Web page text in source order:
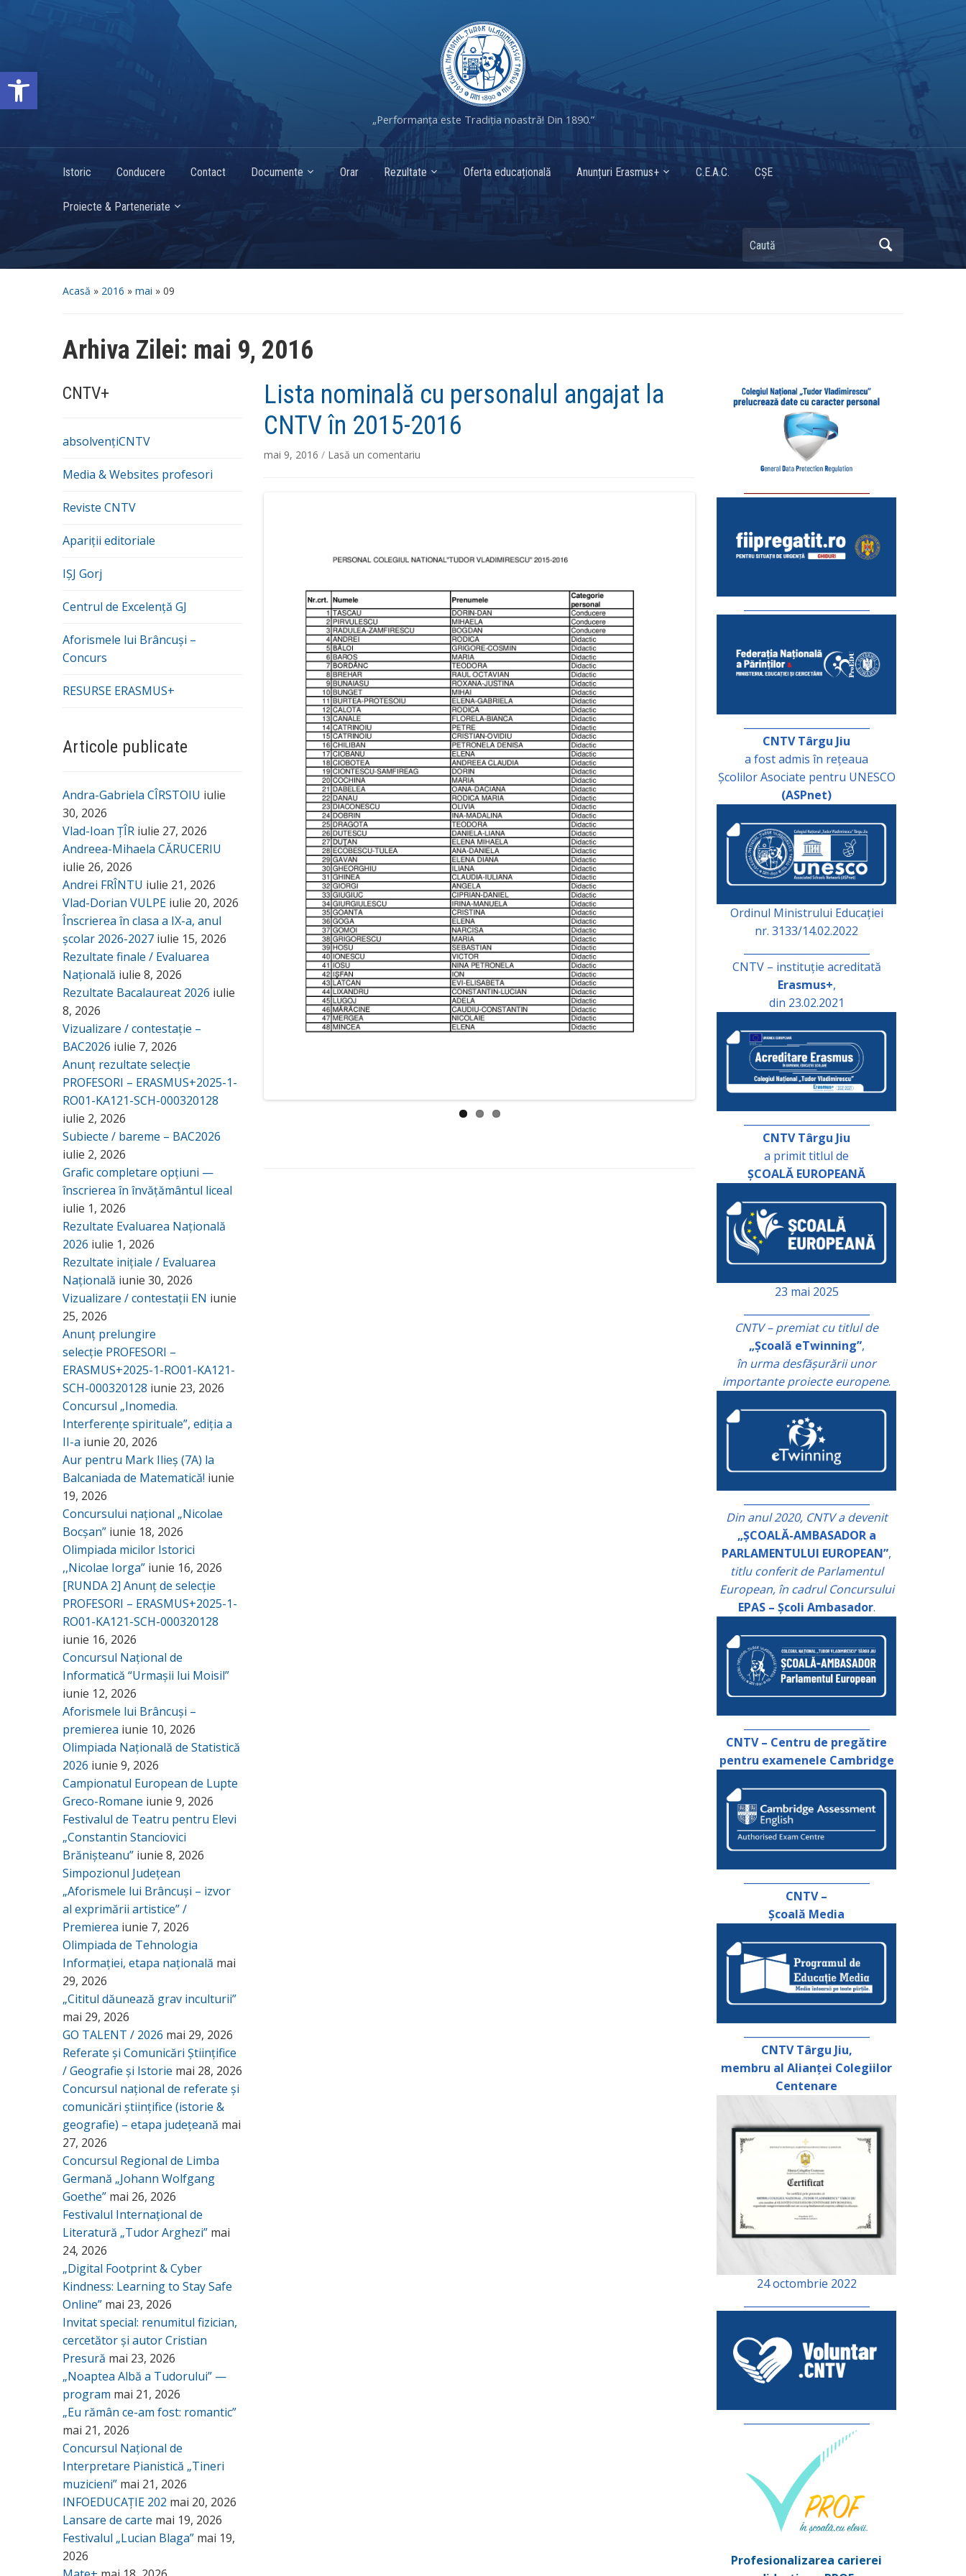
Deschide bara de unelte
„Performanța este Tradiția noastră! Din 1890.”
Istoric Conducere Contact Documente Orar Rezultate Oferta educațională Anunțuri Erasmus+ C.E.A.C. CȘE
Proiecte & Parteneriate
Caută
Acasă » 2016 » mai » 09
Arhiva Zilei: mai 9, 2016
CNTV+
absolvențiCNTV
Media & Websites profesori
Reviste CNTV
Apariții editoriale
IȘJ Gorj
Centrul de Excelență GJ
Aforismele lui Brâncuși –
Concurs
RESURSE ERASMUS+
Articole publicate
Andra-Gabriela CÎRSTOIU iulie
30, 2026
Vlad-Ioan ȚÎR iulie 27, 2026
Andreea-Mihaela CĂRUCERIU
iulie 26, 2026
Andrei FRÎNTU iulie 21, 2026
Vlad-Dorian VULPE iulie 20, 2026
Înscrierea în clasa a IX-a, anul
școlar 2026-2027 iulie 15, 2026
Rezultate finale / Evaluarea
Națională iulie 8, 2026
Rezultate Bacalaureat 2026 iulie
8, 2026
Vizualizare / contestație –
BAC2026 iulie 7, 2026
Anunț rezultate selecție
PROFESORI – ERASMUS+2025-1-
RO01-KA121-SCH-000320128
iulie 2, 2026
Subiecte / bareme – BAC2026
iulie 2, 2026
Grafic completare opțiuni —
înscrierea în învățământul liceal
iulie 1, 2026
Rezultate Evaluarea Națională
2026 iulie 1, 2026
Rezultate inițiale / Evaluarea
Națională iunie 30, 2026
Vizualizare / contestații EN iunie
25, 2026
Anunț prelungire
selecție PROFESORI –
ERASMUS+2025-1-RO01-KA121-
SCH-000320128 iunie 23, 2026
Concursul „Inomedia.
Interferențe spirituale”, ediția a
II-a iunie 20, 2026
Aur pentru Mark Ilieș (7A) la
Balcaniada de Matematică! iunie
19, 2026
Concursului național „Nicolae
Bocșan” iunie 18, 2026
Olimpiada micilor Istorici
,,Nicolae Iorga” iunie 16, 2026
[RUNDA 2] Anunț de selecție
PROFESORI – ERASMUS+2025-1-
RO01-KA121-SCH-000320128
iunie 16, 2026
Concursul Național de
Informatică “Urmașii lui Moisil”
iunie 12, 2026
Aforismele lui Brâncuși –
premierea iunie 10, 2026
Olimpiada Națională de Statistică
2026 iunie 9, 2026
Campionatul European de Lupte
Greco-Romane iunie 9, 2026
Festivalul de Teatru pentru Elevi
„Constantin Stanciovici
Brănișteanu” iunie 8, 2026
Simpozionul Județean
„Aforismele lui Brâncuși – izvor
al exprimării artistice” /
Premierea iunie 7, 2026
Olimpiada de Tehnologia
Informației, etapa națională mai
29, 2026
„Cititul dăunează grav inculturii”
mai 29, 2026
GO TALENT / 2026 mai 29, 2026
Referate și Comunicări Științifice
/ Geografie și Istorie mai 28, 2026
Concursul național de referate și
comunicări științifice (istorie &
geografie) – etapa județeană mai
27, 2026
Concursul Regional de Limba
Germană „Johann Wolfgang
Goethe” mai 26, 2026
Festivalul Internațional de
Literatură „Tudor Arghezi” mai
24, 2026
„Digital Footprint & Cyber
Kindness: Learning to Stay Safe
Online” mai 23, 2026
Invitat special: renumitul fizician,
cercetător și autor Cristian
Presură mai 23, 2026
„Noaptea Albă a Tudorului” —
program mai 21, 2026
„Eu rămân ce-am fost: romantic”
mai 21, 2026
Concursul Național de
Interpretare Pianistică „Tineri
muzicieni” mai 21, 2026
INFOEDUCAȚIE 202 mai 20, 2026
Lansare de carte mai 19, 2026
Festivalul „Lucian Blaga” mai 19,
2026
Lista nominală cu personalul angajat la
CNTV în 2015-2016
mai 9, 2016 / Lasă un comentariu
CNTV Târgu Jiu
a fost admis în rețeaua
Școlilor Asociate pentru UNESCO
(ASPnet)
Ordinul Ministrului Educației
nr. 3133/14.02.2022
CNTV – instituție acreditată
Erasmus+,
din 23.02.2021
CNTV Târgu Jiu
a primit titlul de
ȘCOALĂ EUROPEANĂ
23 mai 2025
CNTV – premiat cu titlul de
„Școală eTwinning”,
în urma desfășurării unor
importante proiecte europene.
Din anul 2020, CNTV a devenit
„ȘCOALĂ-AMBASADOR a
PARLAMENTULUI EUROPEAN”,
titlu conferit de Parlamentul
European, în cadrul Concursului
EPAS – Școli Ambasador.
CNTV – Centru de pregătire
pentru examenele Cambridge
CNTV –
Școală Media
CNTV Târgu Jiu,
membru al Alianței Colegiilor
Centenare
24 octombrie 2022
Profesionalizarea carierei